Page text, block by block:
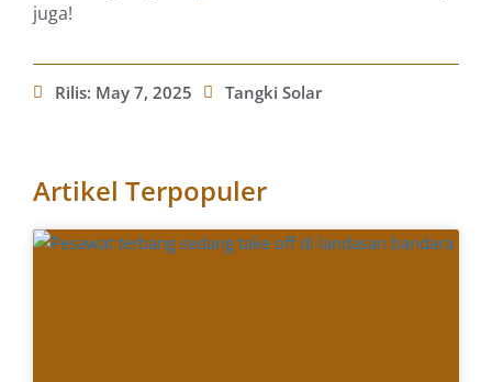
juga!
Rilis: May 7, 2025 Tangki Solar
Artikel Terpopuler